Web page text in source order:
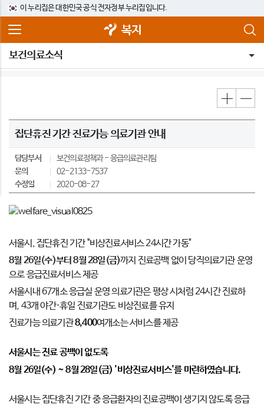
이 누리집은 대한민국 공식 전자정부 누리집입니다.
복지
보건의료소식
집단휴진 기간 진료가능 의료기관 안내
담당부서 보건의료정책과
응급의료관리팀
문의
02-2133-7537
수정일
2020-08-27
서울시, 집단휴진 기간 "비상진료서비스 24시간 가동"
8월 26일(수)부터 8월 28일(금)까지 진료공백 없이 당직의료기관 운영
으로 응급진료서비스 제공
서울시내 67개소 응급실 운영 의료기관은 평상 시처럼 24시간 진료하
며, 43개 야간·휴일 진료기관도 비상진료를 유지
진료가능 의료기관8,400여개소는 서비스를 제공
서울시는 진료 공백이 없도록
8월 26일(수) ~ 8월 28일(금) '비상진료서비스'를 마련하였습니다.
서울시는 집단휴진 기간 중 응급환자의 진료공백이 생기지 않도록 응급